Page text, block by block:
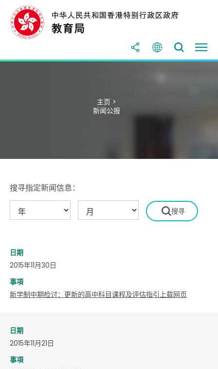
主页 >
新闻公报
搜寻指定新闻信息：
日期
2015年11月30日
事項
新学制中期检讨：更新的高中科目课程及评估指引上载网页
日期
2015年11月21日
事項